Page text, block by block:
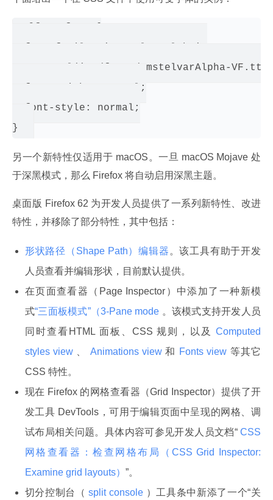
src: url('../fonts/AmstelvarAlpha-
  font-weight: normal;
  font-style: normal;
}
另一个新特性仅适用于 macOS。一旦 macOS Mojave 处
于深黑模式，那么 Firefox 将自动启用深黑主题。
桌面版 Firefox 62 为开发人员提供了一系列新特性、改进
特性，并移除了部分特性，其中包括：
形状路径（Shape Path）编辑器 。该工具有助于开发
人员查看并编辑形状，目前默认提供。
在页面查看器（Page Inspector）中添加了一种新模
式“三面板模式”（3-Pane mode 。该模式支持开发人员
同时查看HTML 面板、CSS 规则，以及
Computed
styles view
Animations view和 Fonts view 等其它
CSS 特性。
现在 Firefox 的网格查看器（Grid Inspector）提供了开
发工具 DevTools，可用于编辑页面中呈现的网格、调
试布局相关问题。具体内容可参见开发人员文档“CSS
网格查看器：检查网格布局（CSS Grid Inspector:
Examine grid layouts） ”。
切分控制台（ split console ）工具条中新添了一个“关